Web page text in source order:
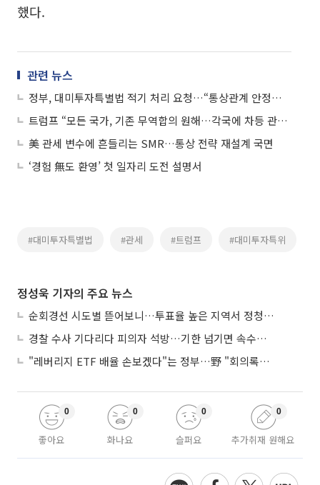
했다.
관련 뉴스
정부, 대미투자특별법 적기 처리 요청…“통상관계 안정에 국회 역할 중요”
트럼프 “모든 국가, 기존 무역합의 원해…각국에 차등 관세 부과할 것”
美 관세 변수에 흔들리는 SMR…통상 전략 재설계 국면
‘경험 無도 환영’ 첫 일자리 도전 설명서
#대미투자특별법 #관세 #트럼프 #대미투자특위
정성욱 기자의 주요 뉴스
순회경선 시도별 뜯어보니…투표율 높은 지역서 정청래 강세
경찰 수사 기다리다 피의자 석방…기한 넘기면 속수무책
"레버리지 ETF 배율 손보겠다"는 정부…野 "회의록부터 내놔야"
좋아요
0
화나요
0
슬퍼요
0
추가취재 원해요
0